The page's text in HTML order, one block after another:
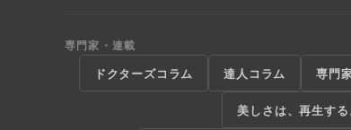
専門家・連載
ドクターズコラム 達人コラム 専門
美しさは、再生す